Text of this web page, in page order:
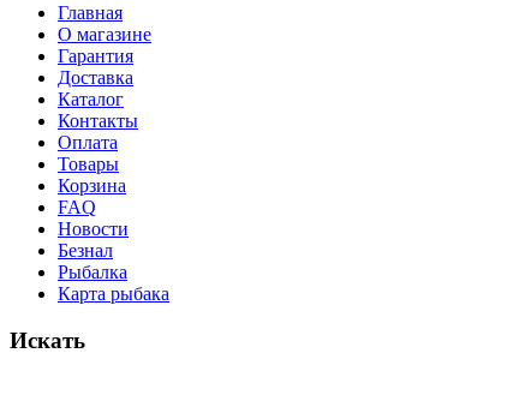
Главная
О магазине
Гарантия
Доставка
Каталог
Контакты
Оплата
Товары
Корзина
FAQ
Новости
Безнал
Рыбалка
Карта рыбака
Искать